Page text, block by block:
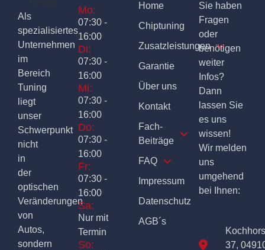
Als
spezialisiertes
Unternehmen
im
Bereich
Tuning
liegt
unser
Schwerpunkt
nicht
in
der
optischen
Veränderungen
von
Autos,
sondern
Mo:
07:30 -
16:00
Di:
07:30 -
16:00
Mi:
07:30 -
16:00
Do:
07:30 -
16:00
Fr:
07:30 -
16:00
Sa:
Nur mit
Termin
So:
Home
Chiptuning
Zusatzleistungen
Garantie
Über uns
Kontakt
Fach-
Beiträge
FAQ
Impressum
Datenschutz
AGB´s
Sie haben
Fragen
oder
benötigen
weiter
Infos?
Dann
lassen Sie
es uns
wissen!
Wir melden
uns
umgehend
bei Ihnen:
37,